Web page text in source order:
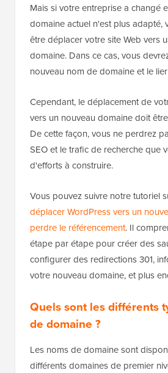
Mais si votre entreprise a changé
domaine actuel n'est plus adapté,
être déplacer votre site Web vers
domaine. Dans ce cas, vous
nouveau nom de domaine et le
Cependant, le déplacement de
vers un nouveau domaine doit
De cette façon, vous ne perdrez
SEO et le trafic de recherche que
d'efforts à construire.
Vous pouvez suivre notre tutoriel
déplacer WordPress vers un
perdre le référencement. Il
étape par étape pour créer des
configurer des redirections 301,
votre nouveau domaine, et plus
Quels sont les différents
de domaine ?
Les noms de domaine sont
différents domaines de premier